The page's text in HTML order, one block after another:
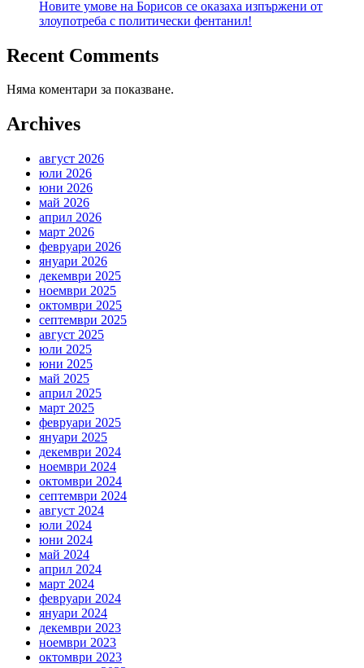
Новите умове на Борисов се оказаха изпържени от
злоупотреба с политически фентанил!
Recent Comments
Няма коментари за показване.
Archives
август 2026
юли 2026
юни 2026
май 2026
април 2026
март 2026
февруари 2026
януари 2026
декември 2025
ноември 2025
октомври 2025
септември 2025
август 2025
юли 2025
юни 2025
май 2025
април 2025
март 2025
февруари 2025
януари 2025
декември 2024
ноември 2024
октомври 2024
септември 2024
август 2024
юли 2024
юни 2024
май 2024
април 2024
март 2024
февруари 2024
януари 2024
декември 2023
ноември 2023
октомври 2023